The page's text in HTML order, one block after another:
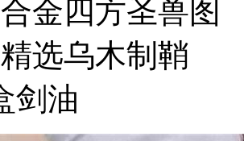
金四方圣兽图
选乌木制鞘
剑油